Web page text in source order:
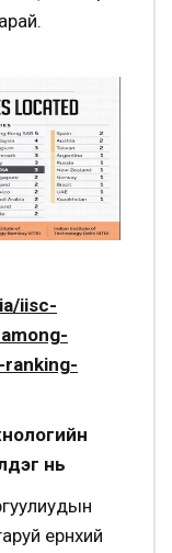
iisc-
нь
ерөнхий